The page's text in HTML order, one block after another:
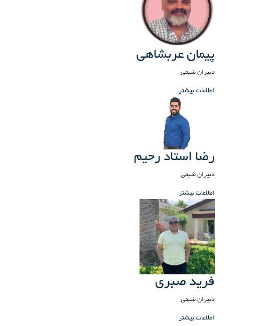
پیمان عربشاهی
دبیران شیمی
اطلاعات بیشتر
رضا استاد رحیم
دبیران شیمی
اطلاعات بیشتر
فرید صبری
دبیران شیمی
اطلاعات بیشتر